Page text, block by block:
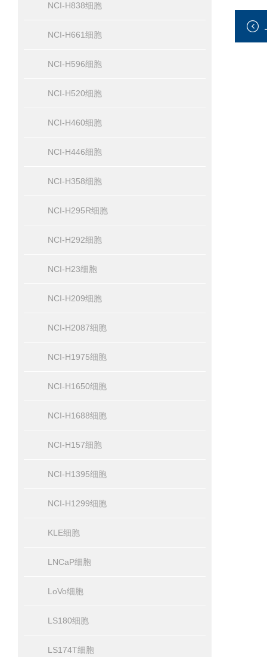
NCI-H838细胞
NCI-H661细胞
NCI-H596细胞
NCI-H520细胞
NCI-H460细胞
NCI-H446细胞
NCI-H358细胞
NCI-H295R细胞
NCI-H292细胞
NCI-H23细胞
NCI-H209细胞
NCI-H2087细胞
NCI-H1975细胞
NCI-H1650细胞
NCI-H1688细胞
NCI-H157细胞
NCI-H1395细胞
NCI-H1299细胞
KLE细胞
LNCaP细胞
LoVo细胞
LS180细胞
LS174T细胞